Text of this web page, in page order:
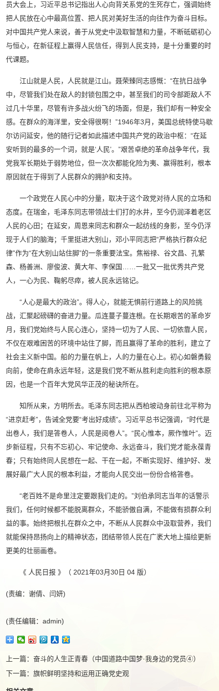
员大会上，习近平总书记指出人心向背关系党的生死存亡，强调始终
把人民放在心中最高位置、把人民对美好生活的向往作为奋斗目标。
对中国共产党人来说，善于从党史中汲取智慧和力量，不断砥砺初心
与恒心，在新征程上赢得人民信任，得到人民支持，是十分重要的时
代课题。
江山就是人民，人民就是江山。聂荣臻同志感慨：“在抗日战争
中，尽管我们处在敌人的封锁包围之中，甚至我们的司令部距敌人不
过几十华里，尽管有许多战火纷飞的场面，但是，我们却有一种安全
感。在群众的海洋里，安全得很啊！”1946年3月，美国总统特使马歇
尔访问延安，他的随行记者如此描述中国共产党的政治中枢：“在延
安听到的最多的一个词，就是‘人民’。”艰苦卓绝的革命战争年代，我
党我军长期处于弱势地位，但一次次都能化险为夷、赢得胜利，根本
原因就在于得到了人民群众的拥护和支持。
一个政党在人民心中的分量，取决于这个政党对待人民的立场和
态度。在瑞金，毛泽东同志带领战士们打的水井，至今仍润泽着老区
人民的心田；在延安，周恩来同志和群众一起纺线的身影，至今仍浮
现于人们的脑海；千里挺进大别山，邓小平同志把“严格执行群众纪
律”作为“在大别山站住脚”的一条重要法宝。焦裕禄、谷文昌、孔繁
森、杨善洲、廖俊波、黄大年、李保国……一批又一批优秀共产党
人，一心为民、鞠躬尽瘁，被人民永远铭记。
“人心是最大的政治”。得人心，就能无惧前行道路上的风险挑
战，汇聚起磅礴的奋进力量。瓜连蔓子蔓连根。在长期艰苦的革命岁
月，我们党始终与人民心连心，坚持一切为了人民、一切依靠人民，
不仅在艰难困苦的环境中站住了脚，而且赢得了革命的胜利，建立了
社会主义新中国。船的力量在帆上，人的力量在心上。初心如磐勇毅
向前，使命在肩永远年轻，这是我们党不断从胜利走向胜利的根本原
因，也是一个百年大党风华正茂的秘诀所在。
知所从来，方明所去。毛泽东同志把从西柏坡动身前往北平称为
“进京赶考”，告诫全党要“考出好成绩”。习近平总书记强调，“时代是
出卷人，我们是答卷人，人民是阅卷人”。“民心惟本，厥作惟叶”。迈
步新征程，只有不忘初心、牢记使命、永远奋斗，我们党才能永葆青
春；只有始终同人民想在一起、干在一起，不断实现好、维护好、发
展好最广大人民的根本利益，才能向人民交出一份份合格答卷。
“老百姓不是命里注定要跟我们走的。”刘伯承同志当年的话警示
我们，任何时候都不能脱离群众，不能骄傲自满，不能做有损群众利
益的事。始终把根扎在群众之中，不断从人民群众中汲取营养，我们
就能保持昂扬向上的精神状态，团结带领人民在广袤大地上描绘更新
更美的壮丽画卷。
《 人民日报 》（ 2021年03月30日 04 版）
(责编：谢倩、闫妍)
(责任编辑：admin)
上一篇： 奋斗的人生正青春（中国道路中国梦·我身边的党员④）
下一篇： 旗帜鲜明坚持和运用正确党史观